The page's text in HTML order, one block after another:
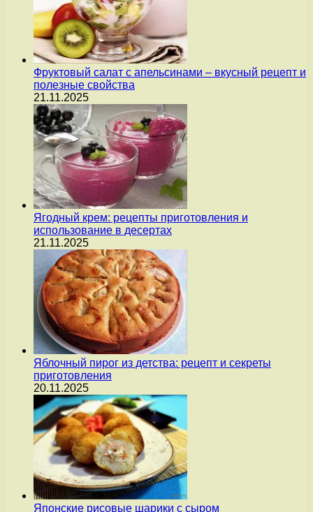
Фруктовый салат с апельсинами – вкусный рецепт и
полезные свойства
21.11.2025
Ягодный крем: рецепты приготовления и
использование в десертах
21.11.2025
Яблочный пирог из детства: рецепт и секреты
приготовления
20.11.2025
Японские рисовые шарики с сыром